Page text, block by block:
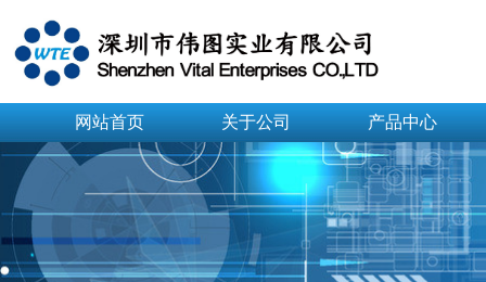
网站首页 关于公司 产品中心